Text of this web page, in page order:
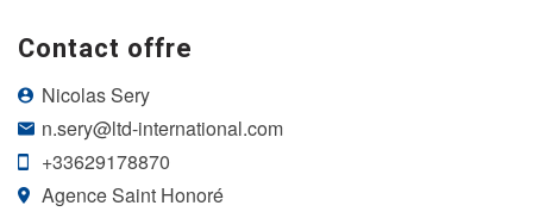
Contact offre
Nicolas Sery
n.sery@ltd-international.com
+33629178870
Agence Saint Honoré